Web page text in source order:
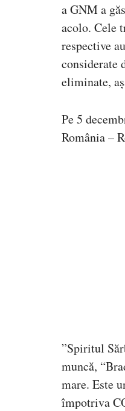
a GNM a
acolo. Cele
respective
considerate
eliminate,
Pe 5
România –
”Spiritul
muncă,
mare. Este
împotriva